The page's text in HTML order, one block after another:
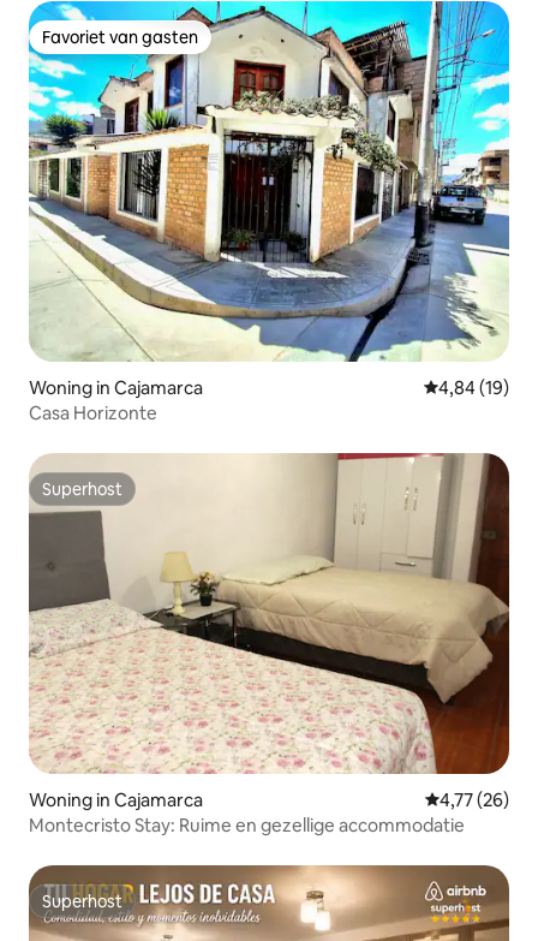
Favoriet van gasten
Favoriet van gasten
Woning in Cajamarca Gemiddelde
4,84 (19)
Casa Horizonte
Superhost
Superhost
Woning in Cajamarca Gemiddelde
4,77 (26)
Montecristo Stay: Ruime en gezellige accommodatie
Superhost
Superhost